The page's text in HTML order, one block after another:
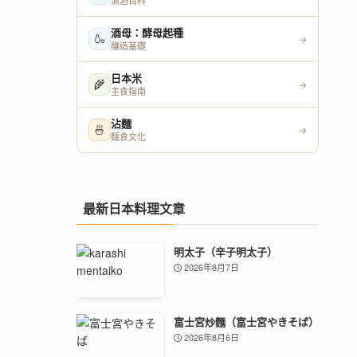
🍶 酒母：酵母起種
釀造基礎
→
🌾 日本米
主食指南
→
🍜 沾麵
麵食文化
→
最新日本料理文章
明太子（辛子明太子）
2026年8月7日
富士宮炒麵（富士宮やきそば）
2026年8月6日